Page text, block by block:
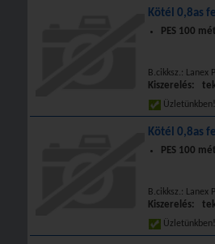
Kötél 0,8as
PES 100
B.cikksz.: Lanex
Kiszerelés:
Kötél 0,8as
PES 100
B.cikksz.: Lanex
Kiszerelés: